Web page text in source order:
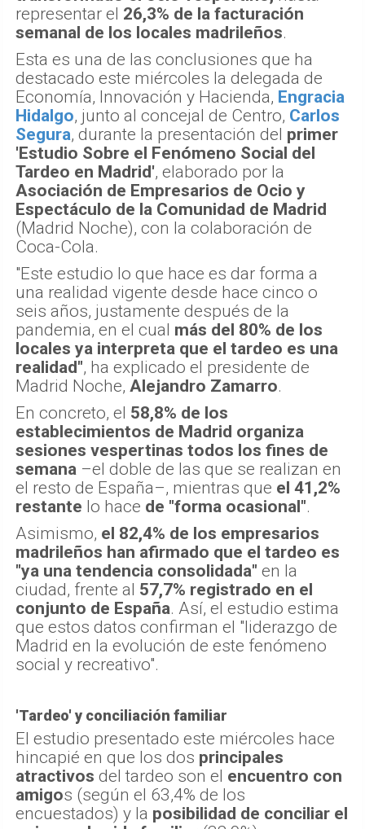
representar el 26,3% de la facturación
semanal de los locales madrileños.
Esta es una de las conclusiones que ha
destacado este miércoles la delegada de
Economía, Innovación y Hacienda, Engracia
Hidalgo, junto al concejal de Centro, Carlos
Segura, durante la presentación del primer
'Estudio Sobre el Fenómeno Social del
Tardeo en Madrid', elaborado por la
Asociación de Empresarios de Ocio y
Espectáculo de la Comunidad de Madrid
(Madrid Noche), con la colaboración de
Coca-Cola.
"Este estudio lo que hace es dar forma a
una realidad vigente desde hace cinco o
seis años, justamente después de la
pandemia, en el cual más del 80% de los
locales ya interpreta que el tardeo es una
realidad", ha explicado el presidente de
Madrid Noche, Alejandro Zamarro.
En concreto, el 58,8% de los
establecimientos de Madrid organiza
sesiones vespertinas todos los fines de
semana –el doble de las que se realizan en
el resto de España–, mientras que el 41,2%
restante lo hace de "forma ocasional".
Asimismo, el 82,4% de los empresarios
madrileños han afirmado que el tardeo es
"ya una tendencia consolidada" en la
ciudad, frente al 57,7% registrado en el
conjunto de España. Así, el estudio estima
que estos datos confirman el "liderazgo de
Madrid en la evolución de este fenómeno
social y recreativo".
'Tardeo' y conciliación familiar
El estudio presentado este miércoles hace
hincapié en que los dos principales
atractivos del tardeo son el encuentro con
amigos (según el 63,4% de los
encuestados) y la posibilidad de conciliar el